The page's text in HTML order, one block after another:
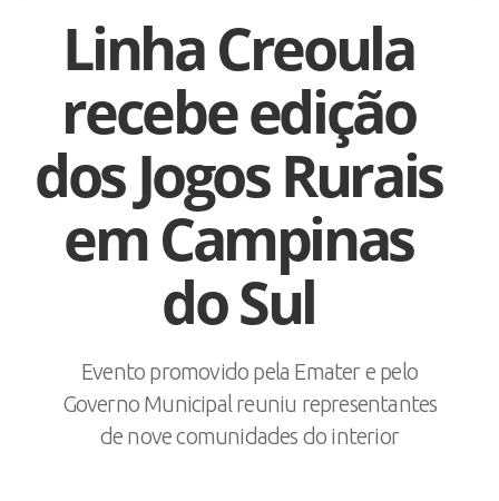
Linha Creoula
recebe edição
dos Jogos Rurais
em Campinas
do Sul
Evento promovido pela Emater e pelo
Governo Municipal reuniu representantes
de nove comunidades do interior